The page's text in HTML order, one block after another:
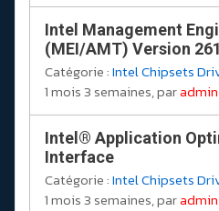
Intel Management
(MEI/AMT) Version
Catégorie :Intel Chipsets
1 mois 3 semaines, paradmin
Intel® Application
Interface
Catégorie :Intel Chipsets
1 mois 3 semaines, paradmin